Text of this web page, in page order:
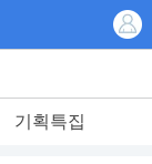
기획특집